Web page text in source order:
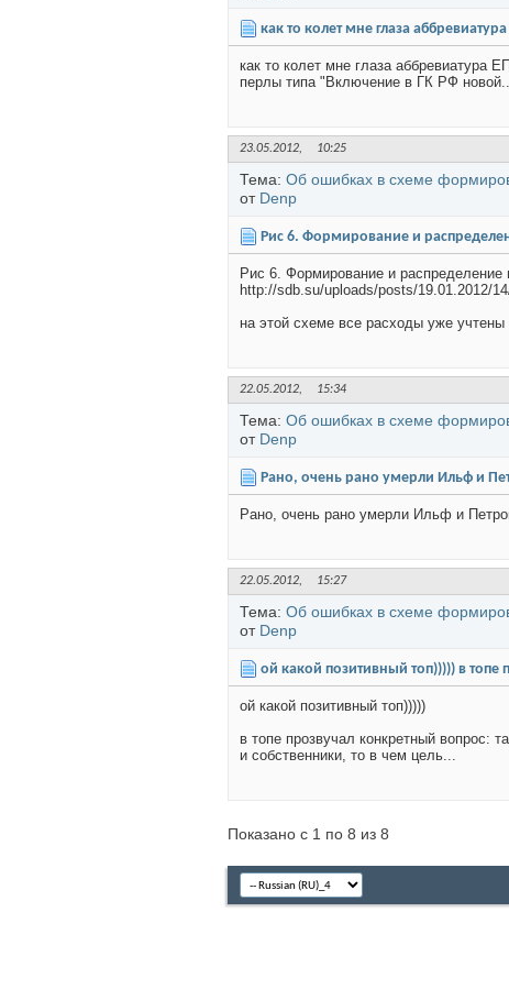
как то колет мне глаза
как то колет мне глаза аббревиатура
перлы типа "Включение в ГК РФ новой...
23.05.2012, 10:25
Тема: Об ошибках в схеме
от Denp
Рис 6. Формирование и
Рис 6. Формирование и
http://sdb.su/uploads/posts/19.01.2012/
на этой схеме все расходы уже
22.05.2012, 15:34
Тема: Об ошибках в схеме
от Denp
Рано, очень рано умерли Ильф и
Рано, очень рано умерли Ильф и
22.05.2012, 15:27
Тема: Об ошибках в схеме
от Denp
ой какой позитивный топ))))) в топе
ой какой позитивный топ)))))
в топе прозвучал конкретный вопрос:
и собственники, то в чем цель...
Показано с 1 по 8 из 8